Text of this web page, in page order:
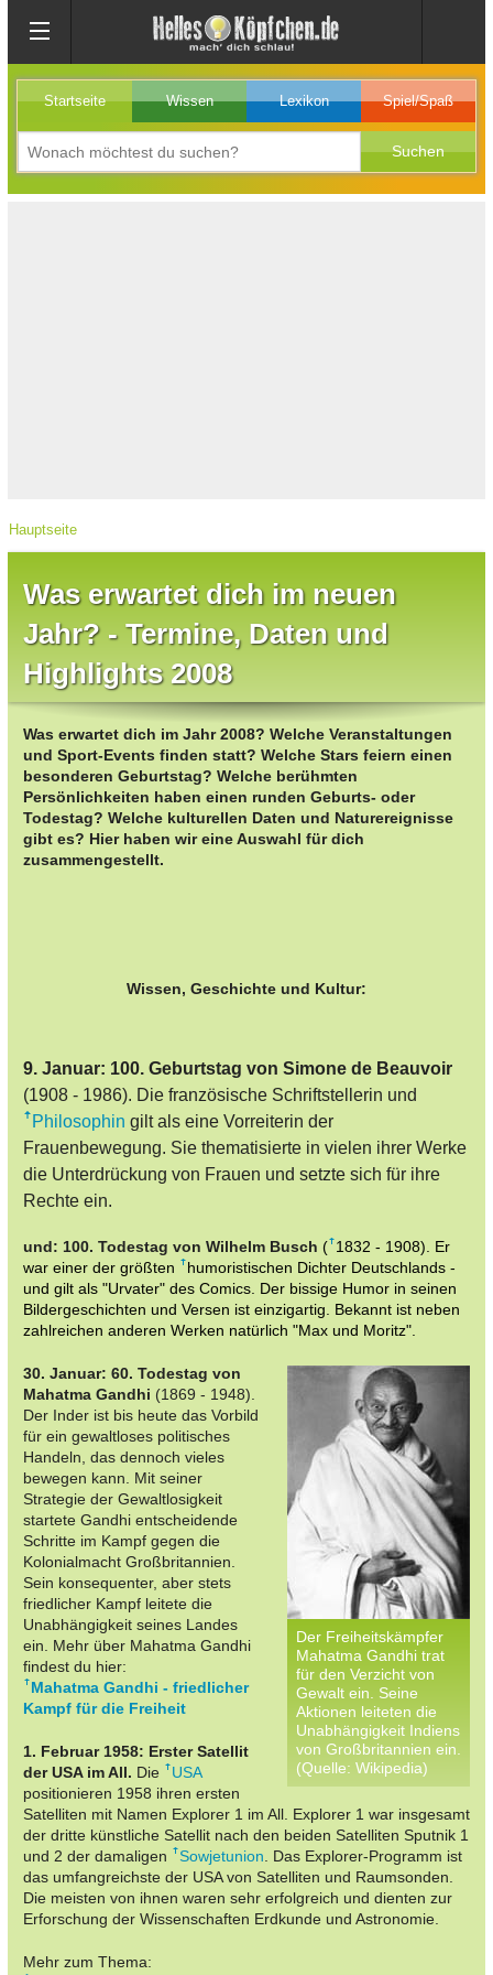
Startseite Wissen Lexikon Spiel/Spaß
Hauptseite
Was erwartet dich im neuen
Jahr? - Termine, Daten und
Highlights 2008
Was erwartet dich im Jahr 2008? Welche Veranstaltungen
und Sport-Events finden statt? Welche Stars feiern einen
besonderen Geburtstag? Welche berühmten
Persönlichkeiten haben einen runden Geburts- oder
Todestag? Welche kulturellen Daten und Naturereignisse
gibt es? Hier haben wir eine Auswahl für dich
zusammengestellt.
Wissen, Geschichte und Kultur:
9. Januar: 100. Geburtstag von Simone de Beauvoir
(1908 - 1986). Die französische Schriftstellerin und
Philosophin gilt als eine Vorreiterin der
Frauenbewegung. Sie thematisierte in vielen ihrer Werke
die Unterdrückung von Frauen und setzte sich für ihre
Rechte ein.
und: 100. Todestag von Wilhelm Busch ( 1832 - 1908). Er
war einer der größten
humoristischen Dichter Deutschlands -
und gilt als "Urvater" des Comics. Der bissige Humor in seinen
Bildergeschichten und Versen ist einzigartig. Bekannt ist neben
zahlreichen anderen Werken natürlich "Max und Moritz".
Der Freiheitskämpfer
Mahatma Gandhi trat
für den Verzicht von
Gewalt ein. Seine
Aktionen leiteten die
Unabhängigkeit Indiens
von Großbritannien ein.
(Quelle: Wikipedia)
30. Januar: 60. Todestag von
Mahatma Gandhi (1869 - 1948).
Der Inder ist bis heute das Vorbild
für ein gewaltloses politisches
Handeln, das dennoch vieles
bewegen kann. Mit seiner
Strategie der Gewaltlosigkeit
startete Gandhi entscheidende
Schritte im Kampf gegen die
Kolonialmacht Großbritannien.
Sein konsequenter, aber stets
friedlicher Kampf leitete die
Unabhängigkeit seines Landes
ein. Mehr über Mahatma Gandhi
findest du hier:
Mahatma Gandhi - friedlicher
Kampf für die Freiheit
1. Februar 1958: Erster Satellit
der USA im All. Die
USA
positionieren 1958 ihren ersten
Satelliten mit Namen Explorer 1 im All. Explorer 1 war insgesamt
der dritte künstliche Satellit nach den beiden Satelliten Sputnik 1
und 2 der damaligen
Sowjetunion. Das Explorer-Programm ist
das umfangreichste der USA von Satelliten und Raumsonden.
Die meisten von ihnen waren sehr erfolgreich und dienten zur
Erforschung der Wissenschaften Erdkunde und Astronomie.
Mehr zum Thema: